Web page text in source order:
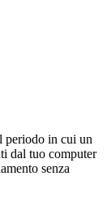
periodo in cui un
dal tuo computer
senza